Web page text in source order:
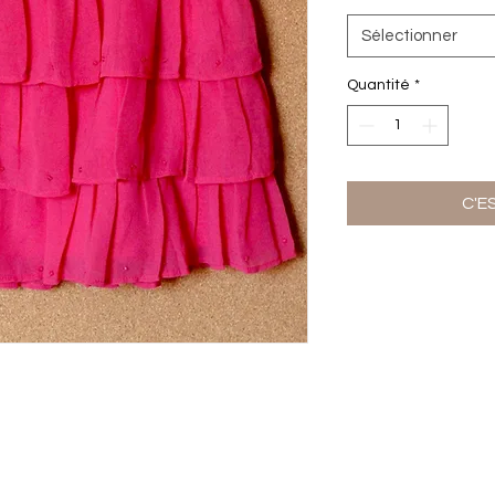
Sélectionner
Quantité *